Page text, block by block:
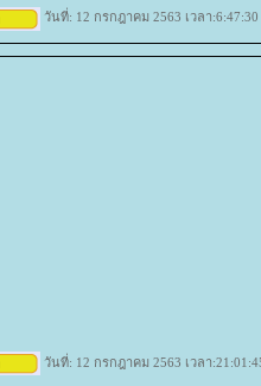
วันที่: 12 กรกฎาคม 2563 เวลา
วันที่: 12 กรกฎาคม 2563 เวลา